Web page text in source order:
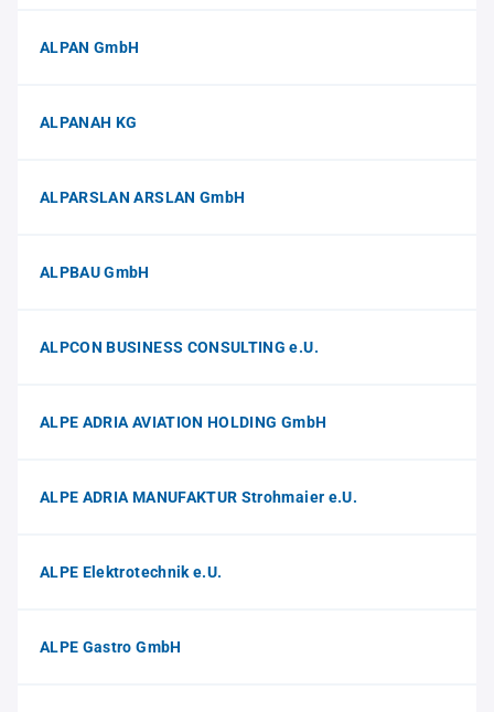
ALPAN GmbH
ALPANAH KG
ALPARSLAN ARSLAN GmbH
ALPBAU GmbH
ALPCON BUSINESS CONSULTING e.U.
ALPE ADRIA AVIATION HOLDING GmbH
ALPE ADRIA MANUFAKTUR Strohmaier e.U.
ALPE Elektrotechnik e.U.
ALPE Gastro GmbH